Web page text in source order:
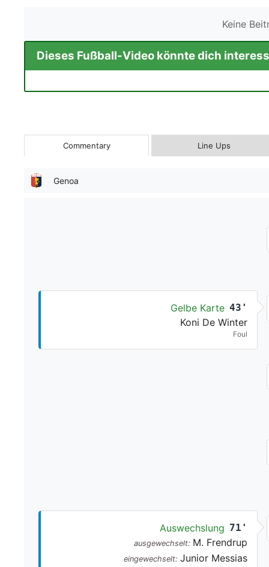
Keine
Dieses Fußball-Video könnte dich
Commentary Line Ups
Genoa
Gelbe Karte 43'
Koni De Winter
Foul
Auswechslung 71'
ausgewechselt: M. Frendrup
eingewechselt: Junior Messias